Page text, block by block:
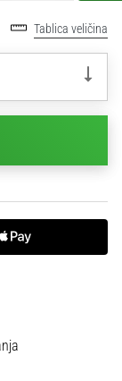
Tablica veličina